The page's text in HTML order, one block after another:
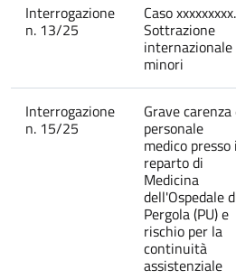
Interrogazione
n. 13/25
Caso xxxxxxxxx.
Sottrazione
internazionale
minori
Interrogazione
n. 15/25
Grave carenza
personale
medico presso
reparto di
Medicina
dell'Ospedale
Pergola (PU) e
rischio per la
continuità
assistenziale